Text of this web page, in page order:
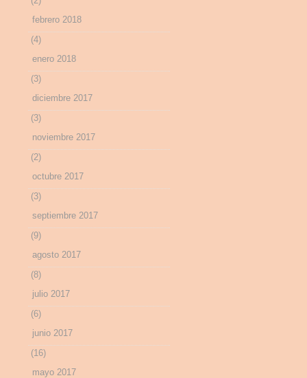
febrero 2018
(4)
enero 2018
(3)
diciembre 2017
(3)
noviembre 2017
(2)
octubre 2017
(3)
septiembre 2017
(9)
agosto 2017
(8)
julio 2017
(6)
junio 2017
(16)
mayo 2017